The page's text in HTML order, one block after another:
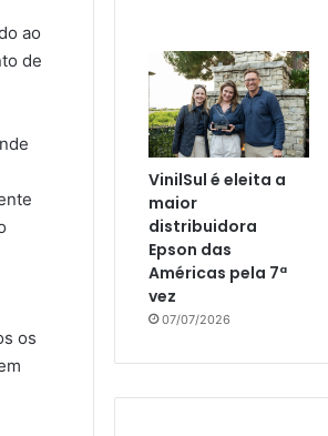
ao
de
os
VinilSul é eleita a
maior
distribuidora
Epson das
Américas pela 7ª
vez
07/07/2026